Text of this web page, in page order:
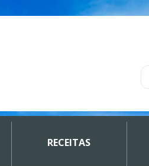
RECEITAS